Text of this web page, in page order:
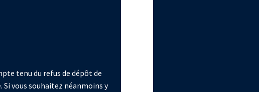
tenu du refus de dépôt de
vous souhaitez néanmoins y